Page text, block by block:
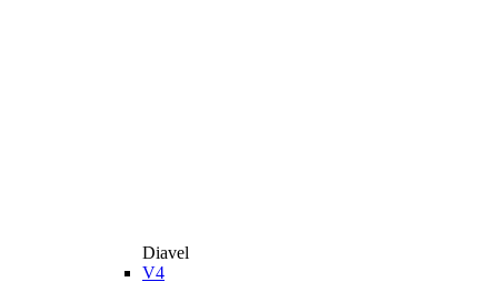
Diavel
V4